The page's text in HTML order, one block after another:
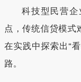
科技型民营
点，传统信贷模式
在实践中探索出“
路。